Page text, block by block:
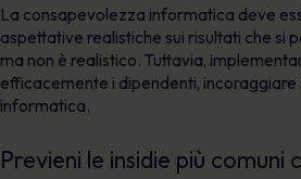
La consapevolezza informatica deve
aspettative realistiche sui risultati che si
ma non è realistico. Tuttavia,
efficacemente i dipendenti,
informatica.
Previeni le insidie più